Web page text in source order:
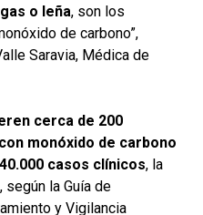
o leña, son los
de carbono”,
Saravia, Médica de
cerca de 200
monóxido de carbono
casos clínicos, la
la Guía de
y Vigilancia